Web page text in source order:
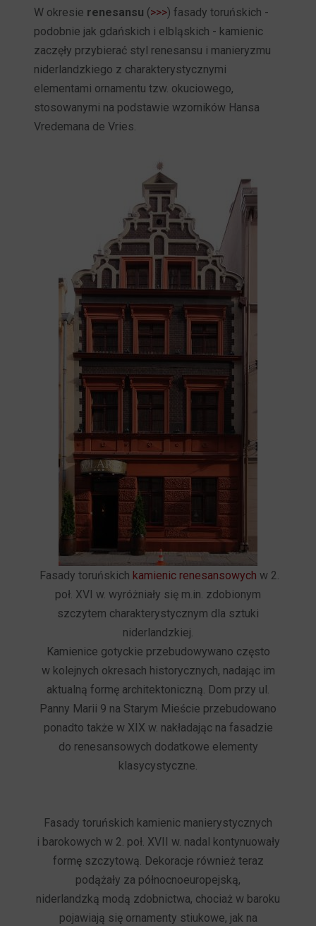
W okresie renesansu (>>>) fasady toruńskich -
podobnie jak gdańskich i elbląskich - kamienic
zaczęły przybierać styl renesansu i manieryzmu
niderlandzkiego z charakterystycznymi
elementami ornamentu tzw. okuciowego,
stosowanymi na podstawie wzorników Hansa
Vredemana de Vries.
Fasady toruńskich kamienic renesansowych w 2.
poł. XVI w. wyróżniały się m.in. zdobionym
szczytem charakterystycznym dla sztuki
niderlandzkiej.
Kamienice gotyckie przebudowywano często
w kolejnych okresach historycznych, nadając im
aktualną formę architektoniczną. Dom przy ul.
Panny Marii 9 na Starym Mieście przebudowano
ponadto także w XIX w. nakładając na fasadzie
do renesansowych dodatkowe elementy
klasycystyczne.
Fasady toruńskich kamienic manierystycznych
i barokowych w 2. poł. XVII w. nadal kontynuowały
formę szczytową. Dekoracje również teraz
podążały za północnoeuropejską,
niderlandzką modą zdobnictwa, chociaż w baroku
pojawiają się ornamenty stiukowe, jak na